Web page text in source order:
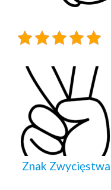
Znak Zwycięstwa